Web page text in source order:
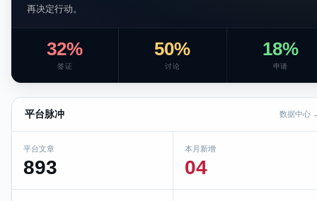
再决定行动。
32%
签证
50%
讨论
18%
申请
平台脉冲 数据中心
平台文章
893
本月新增
04